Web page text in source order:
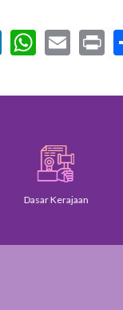
LinkedIn
Dasar Kerajaan